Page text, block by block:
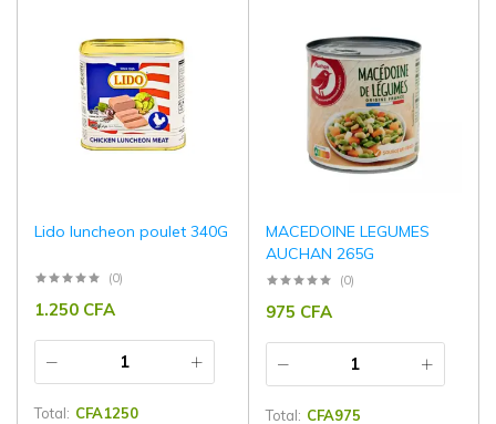
Lido luncheon poulet 340G
(0)
1.250 CFA
Total: CFA1250
MACEDOINE LEGUMES
AUCHAN 265G
(0)
975 CFA
Total: CFA975